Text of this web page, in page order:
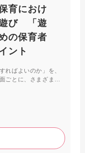
育におけ
び 「遊
の保育者
ント
ればよいのか」を、
ごとに、さまざまな
ムやオンライン公開